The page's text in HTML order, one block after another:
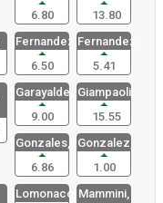
6.80
13.80
Fernandez,
6.50
Fernandez,
5.41
Garayalde,
9.00
Giampaoli,
15.55
Gonzales,
6.86
Gonzalez,
1.00
Lomonaco,
Mammini,